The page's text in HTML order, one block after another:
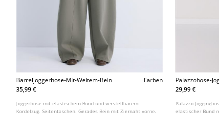
Barreljoggerhose-Mit-Weitem-Bein
+Farben
35,99 €
Joggerhose mit elastischem Bund und verstellbarem
Kordelzug. Seitentaschen. Gerades Bein mit Ziernaht vorne.
Palazzohose-
29,99 €
Palazzo-
elastischer Bund